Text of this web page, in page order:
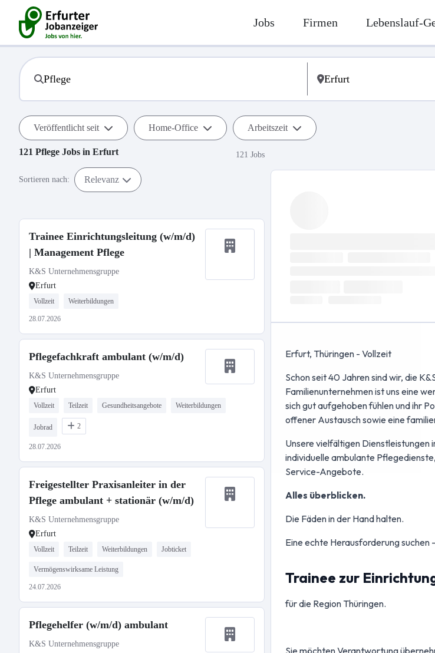
Jobs Firmen Lebenslauf-
Veröffentlicht seit Home-Office Arbeitszeit
121 Pflege Jobs in Erfurt 121 Jobs
Sortieren nach: Relevanz
Trainee Einrichtungsleitung (w/m/d)
| Management Pflege
K&S Unternehmensgruppe
Erfurt
Vollzeit Weiterbildungen
28.07.2026
Pflegefachkraft ambulant (w/m/d)
K&S Unternehmensgruppe
Erfurt
Vollzeit Teilzeit Gesundheitsangebote Weiterbildungen
Jobrad 2
28.07.2026
Freigestellter Praxisanleiter in der
Pflege ambulant + stationär (w/m/d)
K&S Unternehmensgruppe
Erfurt
Vollzeit Teilzeit Weiterbildungen Jobticket
Vermögenswirksame Leistung
24.07.2026
Pflegehelfer (w/m/d) ambulant
K&S Unternehmensgruppe